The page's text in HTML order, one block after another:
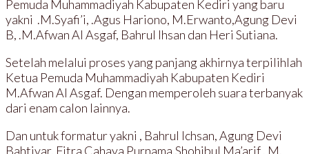
Pemuda Muhammadiyah Kabupaten Kediri yang baru
yakni .M.Syafi’i, .Agus Hariono, M.Erwanto,Agung Devi
B, .M.Afwan Al Asgaf, Bahrul Ihsan dan Heri Sutiana.
Setelah melalui proses yang panjang akhirnya terpilihlah
Ketua Pemuda Muhammadiyah Kabupaten Kediri
M.Afwan Al Asgaf. Dengan memperoleh suara terbanyak
dari enam calon lainnya.
Dan untuk formatur yakni , Bahrul Ichsan, Agung Devi
Bahtiyar, Fitra Cahaya Purnama,Shohibul Ma’arif , M.